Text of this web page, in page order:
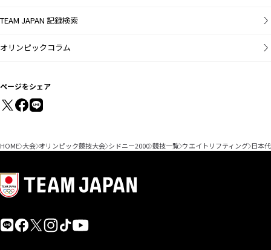
TEAM JAPAN 記録検索
オリンピックコラム
ページをシェア
HOME 大会 オリンピック競技大会 シドニー2000 競技一覧 ウエイトリフティング 日本